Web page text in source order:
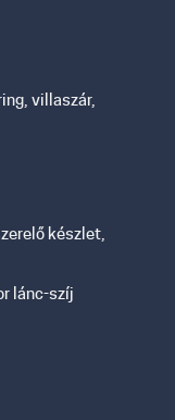
villaszár,
készlet,
lánc-szíj